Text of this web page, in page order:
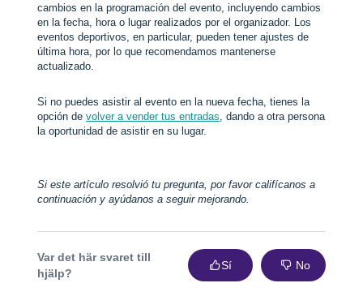
cambios en la programación del evento, incluyendo cambios
en la fecha, hora o lugar realizados por el organizador. Los
eventos deportivos, en particular, pueden tener ajustes de
última hora, por lo que recomendamos mantenerse
actualizado.
Si no puedes asistir al evento en la nueva fecha, tienes la
opción de volver a vender tus entradas, dando a otra persona
la oportunidad de asistir en su lugar.
Si este artículo resolvió tu pregunta, por favor califícanos a
continuación y ayúdanos a seguir mejorando.
Var det här svaret till
hjälp?
Sí No